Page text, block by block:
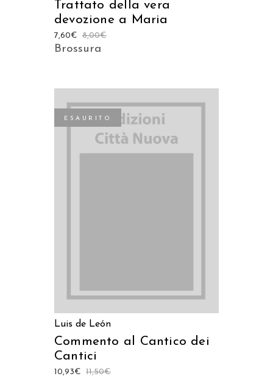
Trattato della vera
devozione a Maria
8,00€
7,60€
Brossura
ESAURITO
Luis de León
Commento al Cantico dei
Cantici
11,50€
10,93€